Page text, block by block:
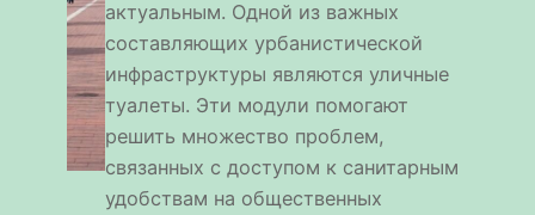
актуальным. Одной из важных
составляющих урбанистической
инфраструктуры являются уличные
туалеты. Эти модули помогают
решить множество проблем,
связанных с доступом к санитарным
удобствам на общественных